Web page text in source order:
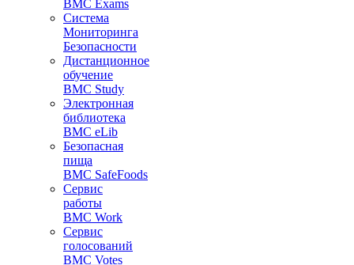
BMC Exams
Система
Мониторинга
Безопасности
Дистанционное
обучение
BMC Study
Электронная
библиотека
BMC eLib
Безопасная
пища
BMC SafeFoods
Сервис
работы
BMC Work
Сервис
голосований
BMC Votes